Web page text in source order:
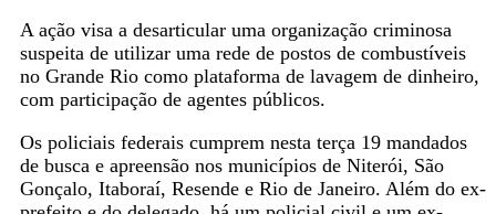
A ação visa a desarticular uma organização criminosa
suspeita de utilizar uma rede de postos de combustíveis
no Grande Rio como plataforma de lavagem de dinheiro,
com participação de agentes públicos.
Os policiais federais cumprem nesta terça 19 mandados
de busca e apreensão nos municípios de Niterói, São
Gonçalo, Itaboraí, Resende e Rio de Janeiro. Além do ex-